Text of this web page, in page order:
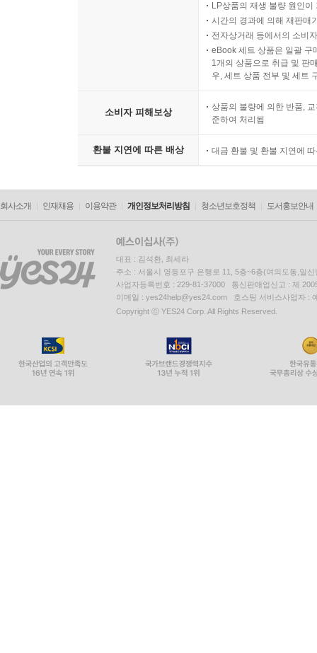
LP상품의 재생 불량 원인
시간의 경과에 의해 재판매
전자상거래 등에서의 소비
eBook 세트 상품은 일괄 구
1개의 상품으로 취급 및 판
우, 세트 상품 전부 및 세트
소비자 피해보상
상품의 불량에 의한 반품,
준하여 처리됨
환불 지연에 따른 배상 대금 환불 및 환불 지연에
회사소개 인재채용 이용약관 개인정보처리방침 청소년보호정책 도서홍보안내
대표 : 김석환, 최세라
주소 : 서울시 영등포구 은행로 11, 5층~6층(여의도동,일신
사업자등록번호 : 229-81-37000 통신판매업신고 : 제
이메일 : yes24help@yes24.com 호스팅 서비스사업자 :
Copyright ⓒ YES24 Corp. All Rights Reserved.